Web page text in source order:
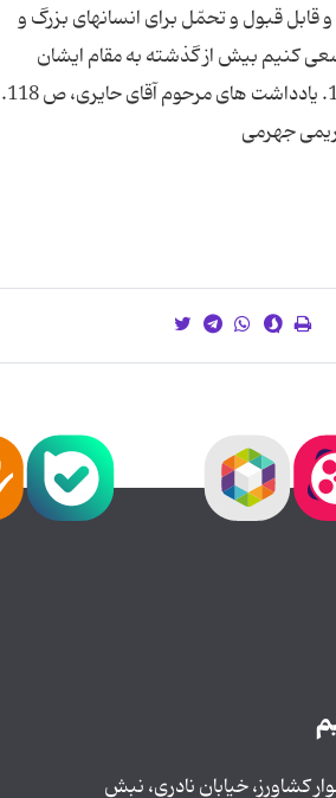
قبول و تحمّل براى انسان‏هاى بزرگ و
کنیم بیش از گذشته به مقام ایشان
توجه داشته و در زندگی الگو برداری و توسل به ایشان را فراموش نکنیم. پی نوشت ها: 1. یادداشت هاى مرحوم آقاى حایرى، ص 118.
جهرمى
کشاورز، خیابان نادری، نبش